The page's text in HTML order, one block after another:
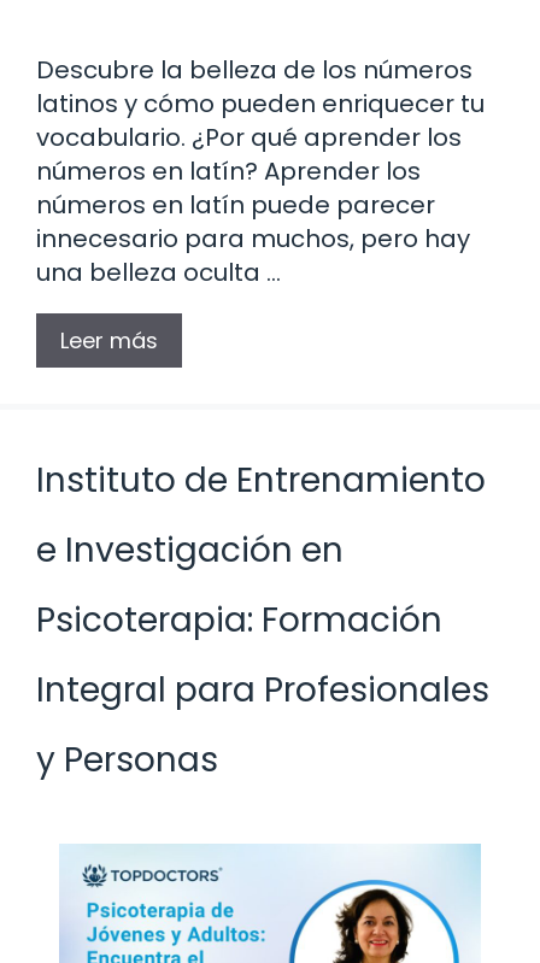
Descubre la belleza de los números
latinos y cómo pueden enriquecer tu
vocabulario. ¿Por qué aprender los
números en latín? Aprender los
números en latín puede parecer
innecesario para muchos, pero hay
una belleza oculta …
Leer más
Instituto de Entrenamiento
e Investigación en
Psicoterapia: Formación
Integral para Profesionales
y Personas